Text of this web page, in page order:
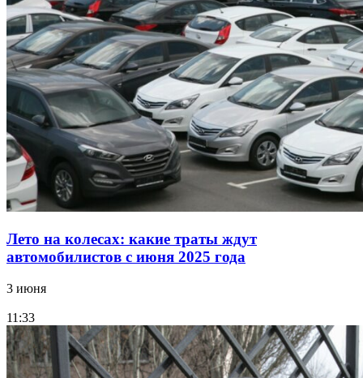
Лето на колесах: какие траты ждут
автомобилистов с июня 2025 года
3 июня
11:33